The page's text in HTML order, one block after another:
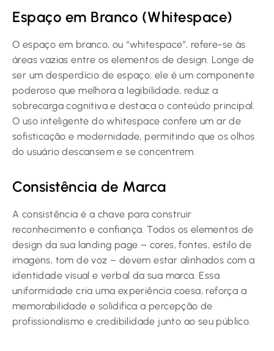
Espaço em Branco (Whitespace)
O espaço em branco, ou “whitespace”, refere-se às
áreas vazias entre os elementos de design. Longe de
ser um desperdício de espaço, ele é um componente
poderoso que melhora a legibilidade, reduz a
sobrecarga cognitiva e destaca o conteúdo principal.
O uso inteligente do whitespace confere um ar de
sofisticação e modernidade, permitindo que os olhos
do usuário descansem e se concentrem.
Consistência de Marca
A consistência é a chave para construir
reconhecimento e confiança. Todos os elementos de
design da sua landing page – cores, fontes, estilo de
imagens, tom de voz – devem estar alinhados com a
identidade visual e verbal da sua marca. Essa
uniformidade cria uma experiência coesa, reforça a
memorabilidade e solidifica a percepção de
profissionalismo e credibilidade junto ao seu público.